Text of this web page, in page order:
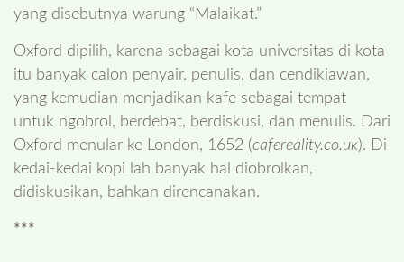
yang disebutnya warung “Malaikat.”
Oxford dipilih, karena sebagai kota universitas di kota
itu banyak calon penyair, penulis, dan cendikiawan,
yang kemudian menjadikan kafe sebagai tempat
untuk ngobrol, berdebat, berdiskusi, dan menulis. Dari
Oxford menular ke London, 1652 (cafereality.co.uk). Di
kedai-kedai kopi lah banyak hal diobrolkan,
didiskusikan, bahkan direncanakan.
***